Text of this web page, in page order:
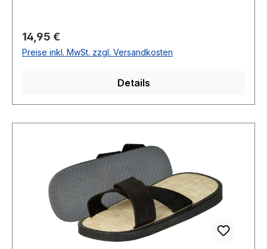
Regulärer Preis:
14,95 €
Preise inkl. MwSt. zzgl. Versandkosten
Details